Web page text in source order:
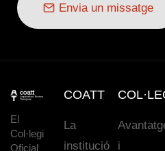
Envia un missatge
El
Col·legi
Oficial
COATT
La
institució
i